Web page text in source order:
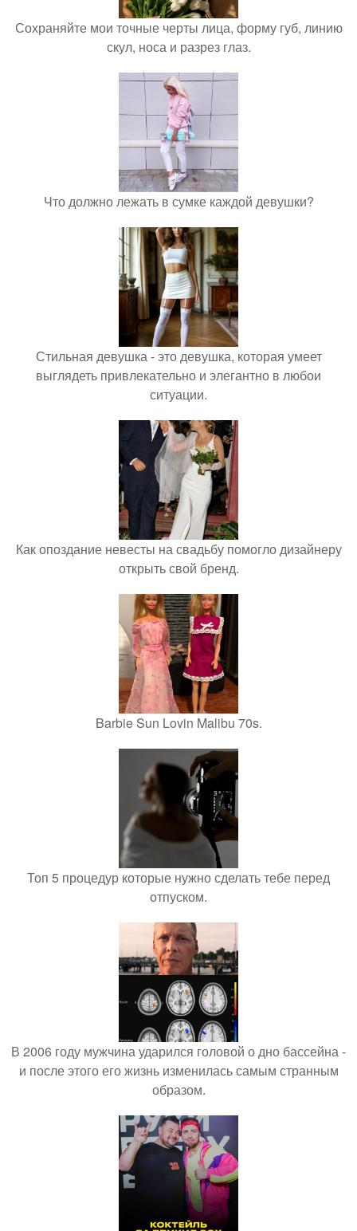
Сохраняйте мои точные черты лица, форму губ, линию
скул, носа и разрез глаз.
Что должно лежать в сумке каждой девушки?
Стильная девушка - это девушка, которая умеет
выглядеть привлекательно и элегантно в любои
ситуации.
Как опоздание невесты на свадьбу помогло дизайнеру
открыть свой бренд.
Barbie Sun Lovin Malibu 70s.
Топ 5 процедур которые нужно сделать тебе перед
отпуском.
В 2006 году мужчина ударился головой о дно бассейна -
и после этого его жизнь изменилась самым странным
образом.